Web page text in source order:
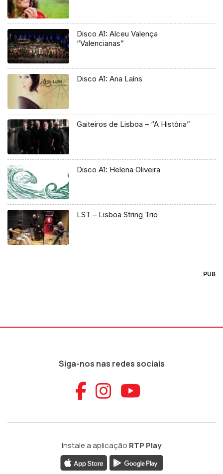
Disco A1: Alceu Valença
“Valencianas”
Disco A1: Ana Laíns
Gaiteiros de Lisboa – “A História”
Disco A1: Helena Oliveira
LST – Lisboa String Trio
PUB
Siga-nos nas redes sociais
Aceder ao
Aceder ao
Aceder
Instale a aplicação RTP Play